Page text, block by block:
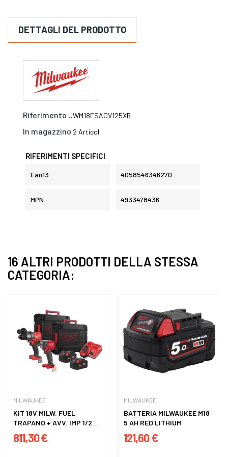
DETTAGLI DEL PRODOTTO
Riferimento UWM18FSAGV125XB
In magazzino 2 Articoli
RIFERIMENTI SPECIFICI
Ean13 4058546346270
MPN 4933478436
16 ALTRI PRODOTTI DELLA STESSA
CATEGORIA:
MILWAUKEE
KIT 18V MILW. FUEL
TRAPANO + AVV. IMP 1/2
COMP...
811,30 €
MILWAUKEE
BATTERIA MILWAUKEE M18
5 AH RED LITHIUM
121,60 €